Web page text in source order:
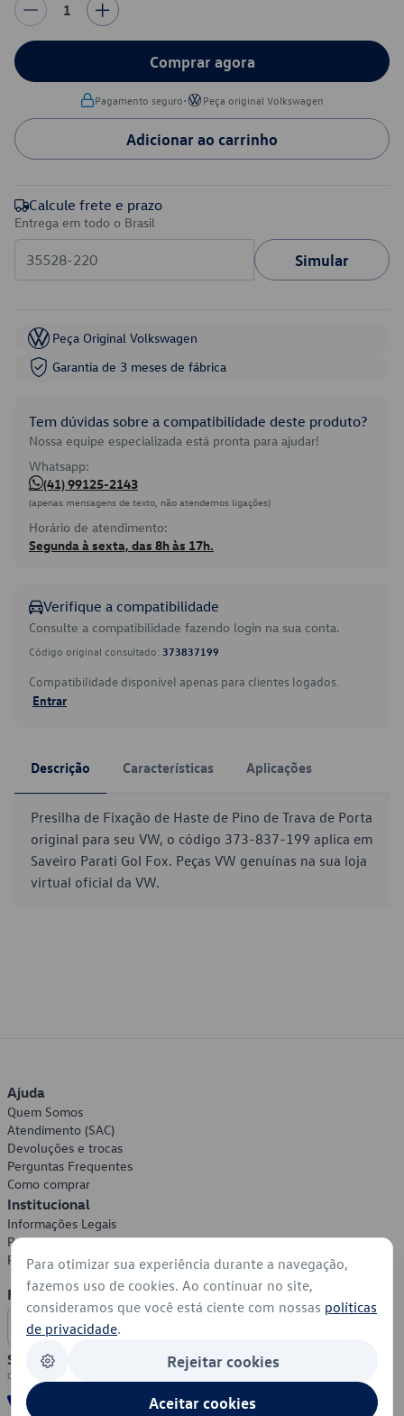
1
Comprar agora
Pagamento seguro• Peça original Volkswagen
Adicionar ao carrinho
Calcule frete e prazo
Entrega em todo o Brasil
Simular
Peça Original Volkswagen
Garantia de 3 meses de fábrica
Tem dúvidas sobre a compatibilidade deste produto?
Nossa equipe especializada está pronta para ajudar!
Whatsapp:
(41) 99125-2143
(apenas mensagens de texto, não atendemos ligações)
Horário de atendimento:
Segunda à sexta, das 8h às 17h.
Verifique a compatibilidade
Consulte a compatibilidade fazendo login na sua conta.
Código original consultado: 373837199
Compatibilidade disponível apenas para clientes logados.
Entrar
Descrição Características Aplicações
Presilha de Fixação de Haste de Pino de Trava de Porta
original para seu VW, o código 373-837-199 aplica em
Saveiro Parati Gol Fox. Peças VW genuínas na sua loja
virtual oficial da VW.
Ajuda
Quem Somos
Atendimento (SAC)
Devoluções e trocas
Perguntas Frequentes
Como comprar
Institucional
Informações Legais
Política de Privacidade
Política de Cookies
Formas de Pagamento
Segurança
Para otimizar sua experiência durante a navegação,
fazemos uso de cookies. Ao continuar no site,
consideramos que você está ciente com nossas políticas
de privacidade.
Rejeitar cookies
Aceitar cookies